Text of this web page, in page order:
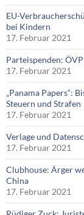
EU-
bei Kindern
17. Februar 2021
Parteispenden:
17. Februar 2021
„Panama Papers“:
Steuern und Strafen
17. Februar 2021
Verlage und
17. Februar 2021
Clubhouse: Ärger
China
17. Februar 2021